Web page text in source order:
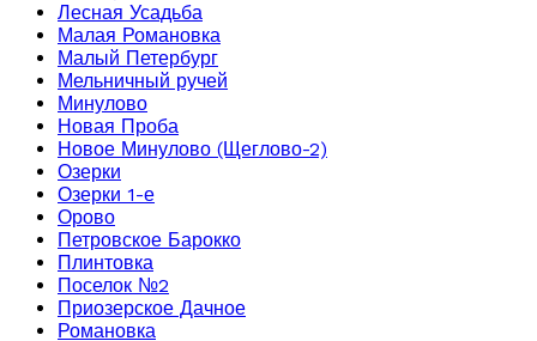
Лесная Усадьба
Малая Романовка
Малый Петербург
Мельничный ручей
Минулово
Новая Проба
Новое Минулово (Щеглово-2)
Озерки
Озерки 1-е
Орово
Петровское Барокко
Плинтовка
Поселок №2
Приозерское Дачное
Романовка